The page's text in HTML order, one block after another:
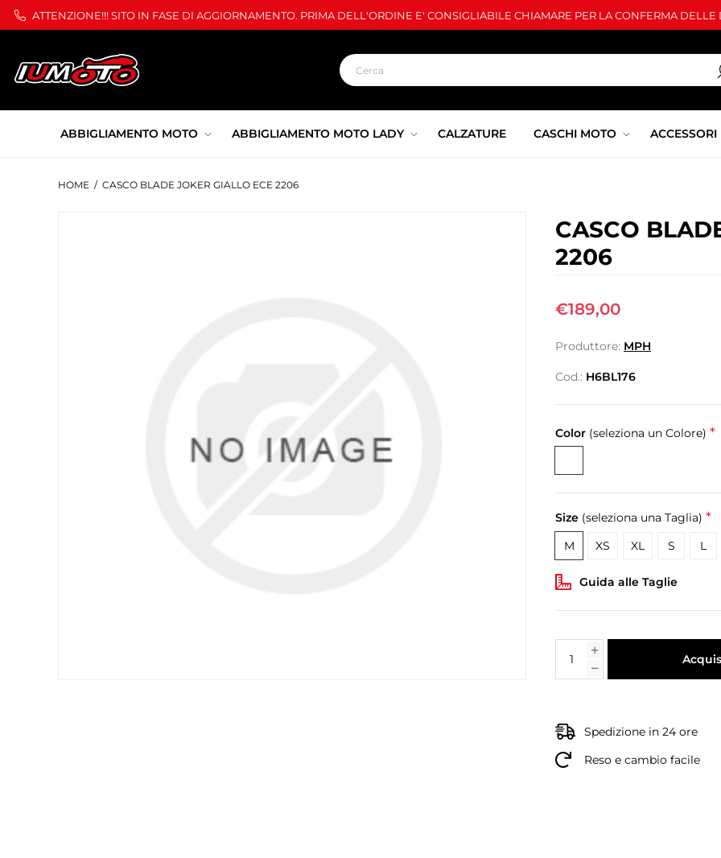
ATTENZIONE!!! SITO IN FASE DI AGGIORNAMENTO. PRIMA DELL'ORDINE E' CONSIGLIABILE CHIAMARE PER LA CONFERMA
ABBIGLIAMENTO MOTO ABBIGLIAMENTO MOTO LADY CALZATURE CASCHI MOTO
HOME / CASCO BLADE JOKER GIALLO ECE 2206
CASCO
2206
€189,00
Produttore: MPH
Cod.: H6BL176
Color (seleziona un Colore) *
Size (seleziona una Taglia) *
M XS XL S L
Guida alle Taglie
Spedizione in 24 ore
Reso e cambio facile